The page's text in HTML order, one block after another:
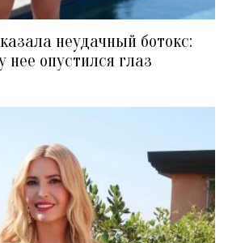
неудачный ботокс:
нее опустился глаз